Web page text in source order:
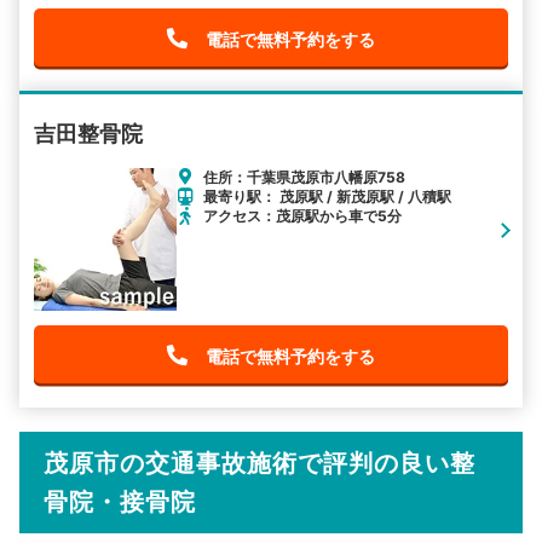
電話で無料予約をする
吉田整骨院
住所：千葉県茂原市八幡原758
最寄り駅： 茂原駅 / 新茂原駅 / 八積駅
アクセス：茂原駅から車で5分
電話で無料予約をする
茂原市の交通事故施術で評判の良い整
骨院・接骨院